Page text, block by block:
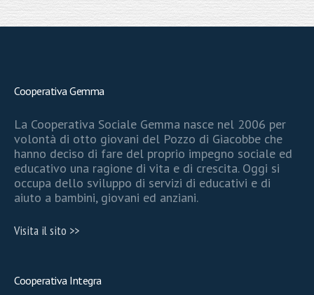
Cooperativa Gemma
La Cooperativa Sociale Gemma nasce nel 2006 per
volontà di otto giovani del Pozzo di Giacobbe che
hanno deciso di fare del proprio impegno sociale ed
educativo una ragione di vita e di crescita. Oggi si
occupa dello sviluppo di servizi di educativi e di
aiuto a bambini, giovani ed anziani.
Visita il sito >>
Cooperativa Integra